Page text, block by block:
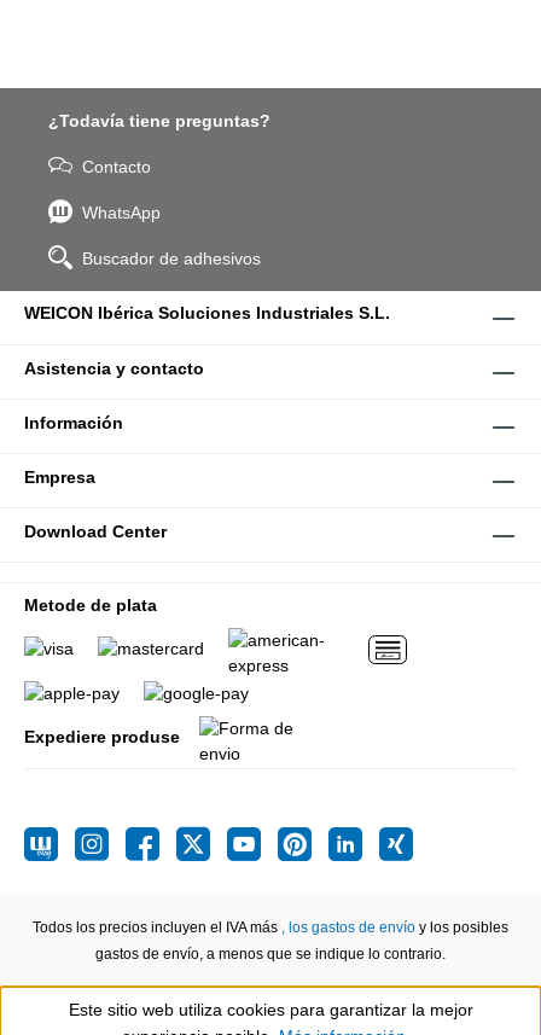
¿Todavía tiene preguntas?
Contacto
WhatsApp
Buscador de adhesivos
WEICON Ibérica Soluciones Industriales S.L.
Asistencia y contacto
Información
Empresa
Download Center
Metode de plata
Expediere produse
Todos los precios incluyen el IVA más , los gastos de envío y los posibles
gastos de envío, a menos que se indique lo contrario.
Este sitio web utiliza cookies para garantizar la mejor